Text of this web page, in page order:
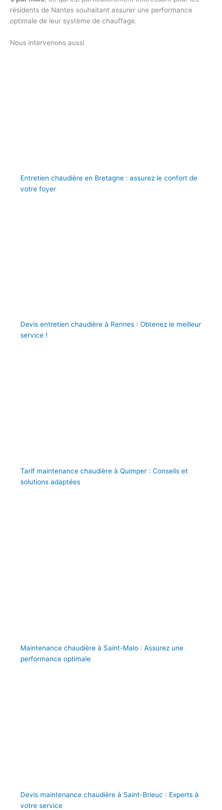
résidents de Nantes souhaitant assurer une performance
optimale de leur système de chauffage.
Nous intervenons aussi
Entretien chaudière en Bretagne : assurez le confort de
votre foyer
Devis entretien chaudière à Rennes : Obtenez le meilleur
service !
Tarif maintenance chaudière à Quimper : Conseils et
solutions adaptées
Maintenance chaudière à Saint-Malo : Assurez une
performance optimale
Devis maintenance chaudière à Saint-Brieuc : Experts à
votre service